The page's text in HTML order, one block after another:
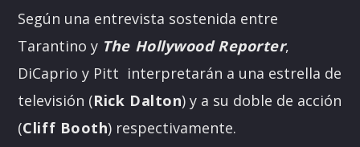
Según una entrevista sostenida entre
Tarantino y The Hollywood Reporter,
DiCaprio y Pitt interpretarán a una estrella de
televisión (Rick Dalton) y a su doble de acción
(Cliff Booth) respectivamente.